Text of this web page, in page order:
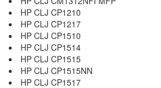
HP CLJ CP1210
HP CLJ CP1217
HP CLJ CP1510
HP CLJ CP1514
HP CLJ CP1515
HP CLJ CP1515NN
HP CLJ CP1517